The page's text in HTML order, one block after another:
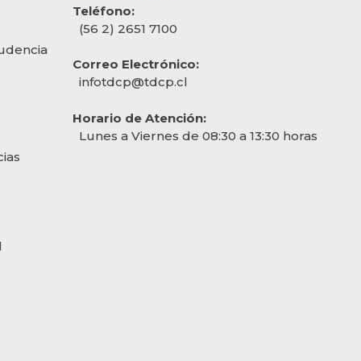
Teléfono:
(56 2) 2651 7100
Correo Electrónico:
infotdcp@tdcp.cl
Horario de Atención:
Lunes a Viernes de 08:30 a 13:30 horas